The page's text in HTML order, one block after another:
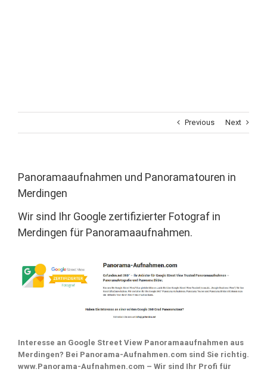
Previous Next
Panoramaaufnahmen und Panoramatouren in
Merdingen
Wir sind Ihr Google zertifizierter Fotograf in
Merdingen für Panoramaaufnahmen.
Interesse an Google Street View Panoramaaufnahmen aus
Merdingen? Bei Panorama-Aufnahmen.com sind Sie richtig.
www.Panorama-Aufnahmen.com – Wir sind Ihr Profi für